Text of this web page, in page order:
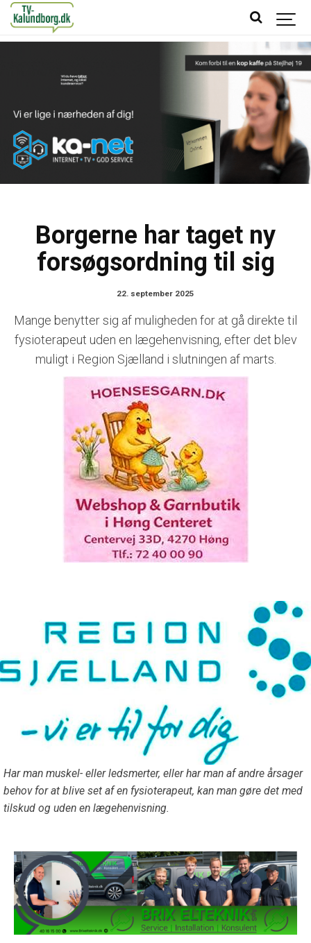
Borgerne har taget ny
forsøgsordning til sig
22. september 2025
Mange benytter sig af muligheden for at gå direkte til
fysioterapeut uden en lægehenvisning, efter det blev
muligt i Region Sjælland i slutningen af marts.
Har man muskel- eller ledsmerter, eller har man af andre årsager
behov for at blive set af en fysioterapeut, kan man gøre det med
tilskud og uden en lægehenvisning.